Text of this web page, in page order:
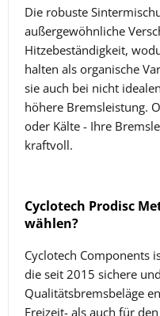
Die robuste
außergewöhnliche
Hitzebeständigkeit,
halten als organische
sie auch bei nicht
höhere Bremsleistung.
oder Kälte - Ihre
kraftvoll.
Cyclotech Prodisc
wählen?
Cyclotech Components
die seit 2015 sichere
Qualitätsbremsbeläge
Freizeit- als auch für